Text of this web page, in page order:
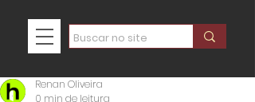
Renan Oliveira
0 min de leitura